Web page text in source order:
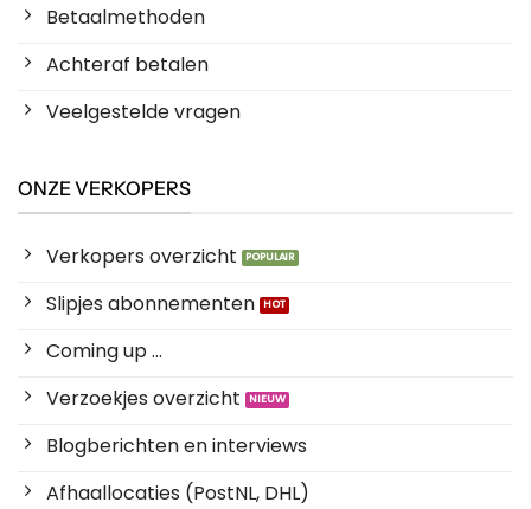
Betaalmethoden
Achteraf betalen
Veelgestelde vragen
ONZE VERKOPERS
Verkopers overzicht
Slipjes abonnementen
Coming up ...
Verzoekjes overzicht
Blogberichten en interviews
Afhaallocaties (PostNL, DHL)